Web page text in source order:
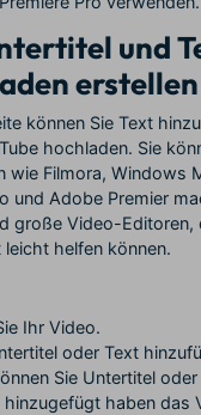
und
erstellen
können Sie Text
hochladen. Sie
wie Filmora, Windows
und Adobe Premier
große Video-Editoren,
helfen können.
Ihr Video.
oder Text
Sie Untertitel
hinzugefügt haben das